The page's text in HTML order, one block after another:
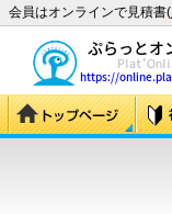
会員はオンラインで見積書(